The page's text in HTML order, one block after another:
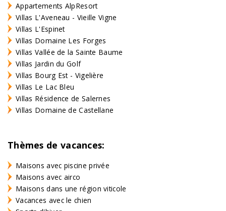
Appartements AlpResort
Villas L'Aveneau - Vieille Vigne
Villas L'Espinet
Villas Domaine Les Forges
Villas Vallée de la Sainte Baume
Villas Jardin du Golf
Villas Bourg Est - Vigelière
Villas Le Lac Bleu
Villas Résidence de Salernes
Villas Domaine de Castellane
Thèmes de vacances:
Maisons avec piscine privée
Maisons avec airco
Maisons dans une région viticole
Vacances avec le chien